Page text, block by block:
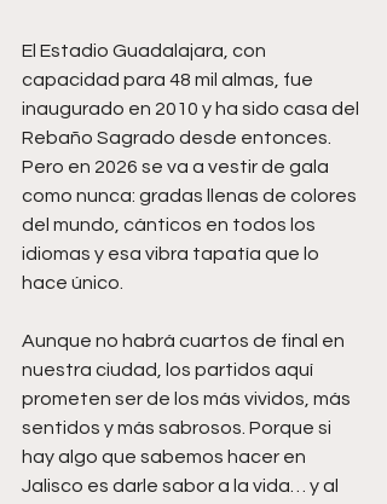
El Estadio Guadalajara, con
capacidad para 48 mil almas, fue
inaugurado en 2010 y ha sido casa del
Rebaño Sagrado desde entonces.
Pero en 2026 se va a vestir de gala
como nunca: gradas llenas de colores
del mundo, cánticos en todos los
idiomas y esa vibra tapatía que lo
hace único.
Aunque no habrá cuartos de final en
nuestra ciudad, los partidos aquí
prometen ser de los más vividos, más
sentidos y más sabrosos. Porque si
hay algo que sabemos hacer en
Jalisco es darle sabor a la vida… y al